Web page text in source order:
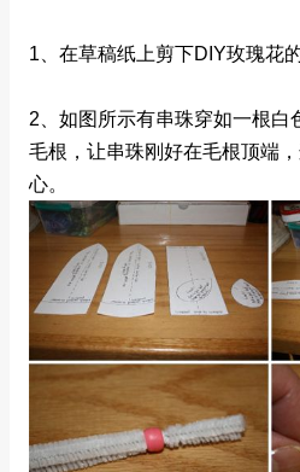
1、在草稿纸上剪下DIY玫瑰花
2、如图所示有串珠穿如一根白
毛根，让串珠刚好在毛根顶端
心。